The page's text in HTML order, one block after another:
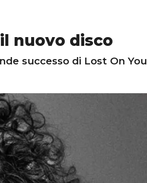
nuovo disco
successo di Lost On You